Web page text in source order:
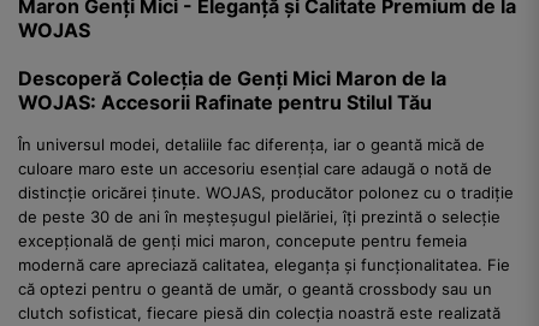
Maron Genți Mici - Eleganță și Calitate Premium de la
WOJAS
Descoperă Colecția de Genți Mici Maron de la
WOJAS: Accesorii Rafinate pentru Stilul Tău
În universul modei, detaliile fac diferența, iar o geantă mică de
culoare maro este un accesoriu esențial care adaugă o notă de
distincție oricărei ținute. WOJAS, producător polonez cu o tradiție
de peste 30 de ani în meșteșugul pielăriei, îți prezintă o selecție
excepțională de genți mici maron, concepute pentru femeia
modernă care apreciază calitatea, eleganța și funcționalitatea. Fie
că optezi pentru o geantă de umăr, o geantă crossbody sau un
clutch sofisticat, fiecare piesă din colecția noastră este realizată